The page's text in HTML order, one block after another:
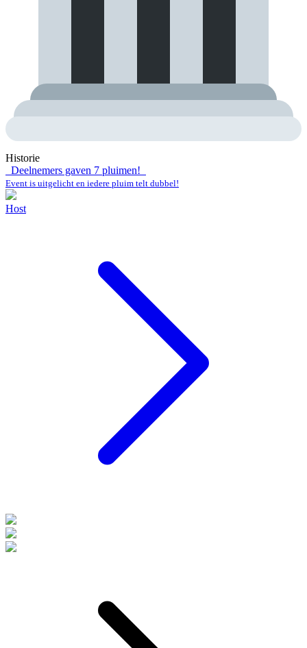
Historie
Deelnemers gaven 7 pluimen!
Event is uitgelicht en iedere pluim telt dubbel!
Host